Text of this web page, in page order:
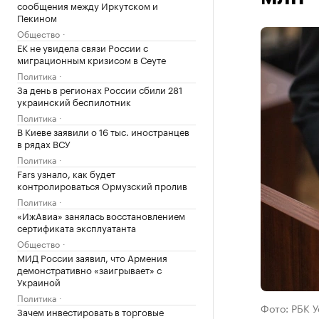
сообщения между Иркутском и
Пекином
Общество
ЕК не увидела связи России с
миграционным кризисом в Сеуте
Политика
За день в регионах России сбили 281
украинский беспилотник
Политика
В Киеве заявили о 16 тыс. иностранцев
в рядах ВСУ
Политика
Fars узнало, как будет
контролироваться Ормузский пролив
Политика
«ИжАвиа» занялась восстановлением
сертификата эксплуатанта
Общество
МИД России заявил, что Армения
демонстративно «заигрывает» с
Украиной
Политика
Зачем инвестировать в торговые
Фото: РБК